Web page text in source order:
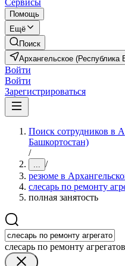
Сервисы
Помощь
Ещё
Поиск
Архангельское (Республика
Войти
Войти
Зарегистрироваться
Поиск сотрудников в
Башкортостан)
/
... /
резюме в
слесарь по ремонту
полная занятость
слесарь по ремонту агрегатов